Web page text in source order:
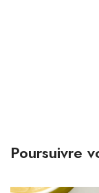
Poursuivre